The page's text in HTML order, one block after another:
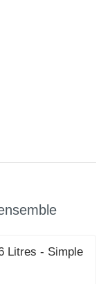
Litres - Simple